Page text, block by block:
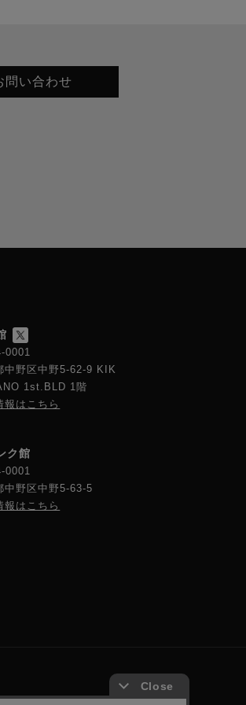
問い合わせ
0001
中野区中野5-62-9 KIK
1st.BLD 1階
報はこちら
ク館
0001
中野区中野5-63-5
報はこちら